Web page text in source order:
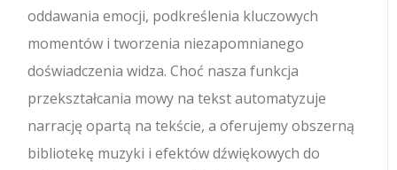
oddawania emocji, podkreślenia kluczowych
momentów i tworzenia niezapomnianego
doświadczenia widza. Choć nasza funkcja
przekształcania mowy na tekst automatyzuje
narrację opartą na tekście, a oferujemy obszerną
bibliotekę muzyki i efektów dźwiękowych do